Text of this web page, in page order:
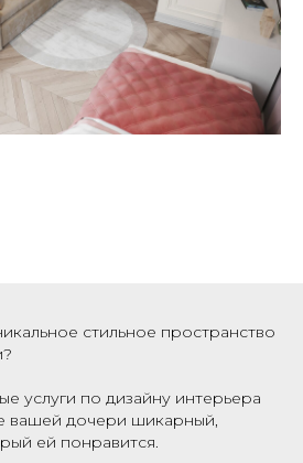
стильное пространство
услуги по дизайну интерьера
вашей дочери шикарный,
ей понравится.